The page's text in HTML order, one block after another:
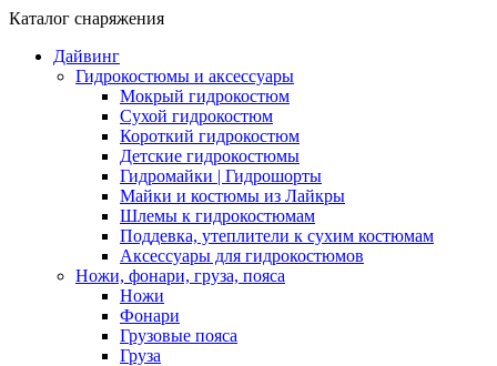
Каталог снаряжения
Дайвинг
Гидрокостюмы и аксессуары
Мокрый гидрокостюм
Сухой гидрокостюм
Короткий гидрокостюм
Детские гидрокостюмы
Гидромайки | Гидрошорты
Майки и костюмы из Лайкры
Шлемы к гидрокостюмам
Поддевка, утеплители к сухим костюмам
Аксессуары для гидрокостюмов
Ножи, фонари, груза, пояса
Ножи
Фонари
Грузовые пояса
Груза